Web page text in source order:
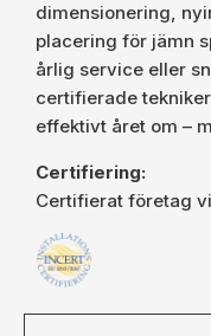
dimensionering,
placering för jämn
årlig service eller
certifierade
effektivt året om –
Certifiering:
Certifierat företag